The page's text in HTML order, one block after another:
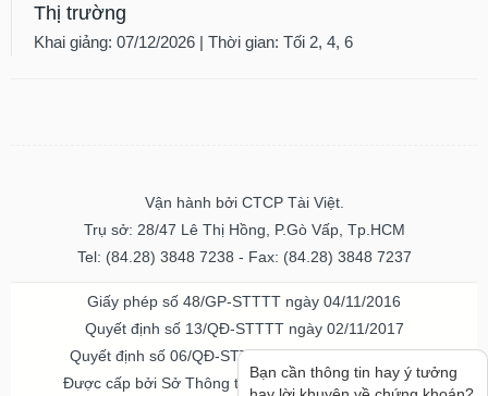
Thị trường
Khai giảng: 07/12/2026 | Thời gian: Tối 2, 4, 6
Vận hành bởi CTCP Tài Việt.
Trụ sở: 28/47 Lê Thị Hồng, P.Gò Vấp, Tp.HCM
Tel: (84.28) 3848 7238 - Fax: (84.28) 3848 7237
Giấy phép số 48/GP-STTTT ngày 04/11/2016
Quyết định số 13/QĐ-STTTT ngày 02/11/2017
Quyết định số 06/QĐ-STTTT-ICP ngày 20/07/2023
Được cấp bởi Sở Thông tin và Truyền thông TPHCM
Bạn cần thông tin hay ý tưởng